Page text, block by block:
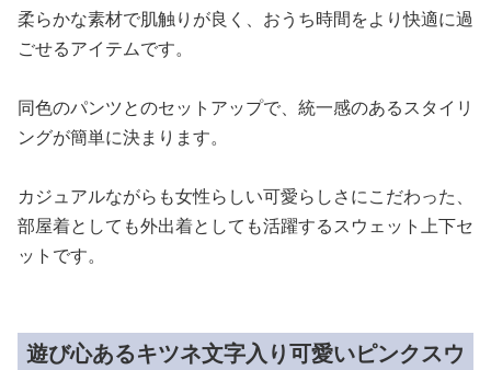
柔らかな素材で肌触りが良く、おうち時間をより快適に過
ごせるアイテムです。
同色のパンツとのセットアップで、統一感のあるスタイリ
ングが簡単に決まります。
カジュアルながらも女性らしい可愛らしさにこだわった、
部屋着としても外出着としても活躍するスウェット上下セ
ットです。
遊び心あるキツネ文字入り可愛いピンクスウ